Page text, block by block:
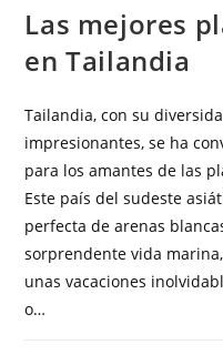
Las mejores
en Tailandia
Tailandia, con su
impresionantes, se ha
para los amantes de las
Este país del sudeste
perfecta de arenas
sorprendente vida
unas vacaciones
o…